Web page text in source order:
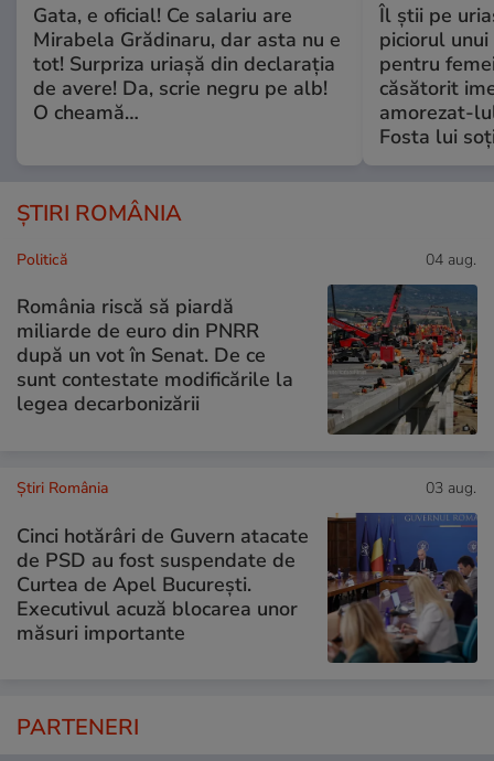
Gata, e oficial! Ce salariu are
Mirabela Grădinaru, dar asta nu e
tot! Surpriza uriașă din declarația
de avere! Da, scrie negru pe alb!
O cheamă…
Îl știi pe
piciorul
pentru
căsătorit
amorezat-
Fosta lui
ȘTIRI ROMÂNIA
Politică 04 aug.
România riscă să piardă
miliarde de euro din PNRR
după un vot în Senat. De ce
sunt contestate modificările la
legea decarbonizării
Știri România 03 aug.
Cinci hotărâri de Guvern atacate
de PSD au fost suspendate de
Curtea de Apel București.
Executivul acuză blocarea unor
măsuri importante
PARTENERI